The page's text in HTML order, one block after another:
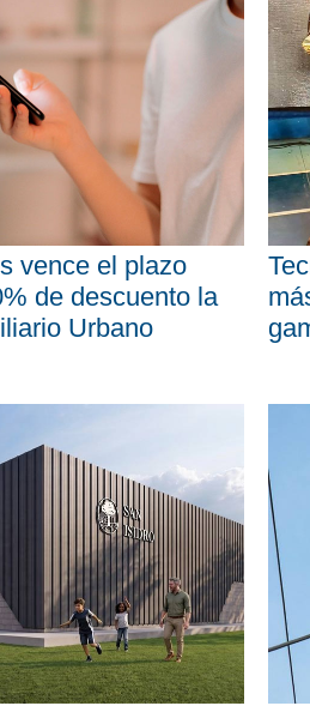
vence el plazo
de descuento la
Urbano